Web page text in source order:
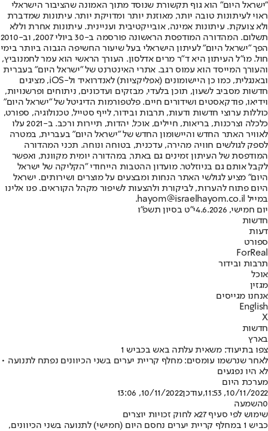
"ישראל היום" הוא גוף תקשורת שנוסד מתוך האמונה שהציבור הישראלי
ראוי לעיתונות טובה יותר, מאוזנת יותר ומדויקת יותר. עיתונות שמדברת
ולא צועקת. עיתונות אמינה, אובייקטיבית ועניינית. עיתונות אחרת וללא
תשלום. המהדורה המודפסת הראשונה פורסמה ב-30 ביולי 2007, וב-2010
הפך "ישראל היום" לעיתון הישראלי בעל שיעור החשיפה הגבוה ביותר בימי
חול. מו"ל העיתון היא ד"ר מרים אדלסון. העורך הראשי הוא עמר לחמנוביץ,
והעורך המייסד הוא עמוס רגב. אתרי האינטרנט של "ישראל היום" בעברית
ובאנגלית, כמו כן היישומונים (אפליקציות) לאנדרואיד ול-iOS, מציגים
חדשות מסביב לשעון, תוכן בלעדי, מבזקים ועדכונים, ניתוחים ופרשנויות,
וידיאו, פודקאסטים ושידורים חיים. פלטפורמות הדיגיטל של "ישראל היום"
כוללות ערוצי חדשות ודעות, תרבות ובידור, לייף סטייל, טכנולוגיה, ספורט,
כלכלה וצרכנות, בריאות, חיילים, אוכל, יהדות, תיירות ורכב. ב-2021 עלו
לאוויר האתר החדש והיישומון החדש של "ישראל היום" בעברית, במטרה
לספק לגולשים חוויה מהירה, עדכנית, בטוחה ונוחה. תכני המהדורה
המודפסת של העיתון זמינים גם באתר, במהדורה יומית מקוונת, ואפשר
לקבל אותם גם בניוזלטר. מועדון ההטבות הייחודי "הקליקה של ישראל
היום" מציע לגולשי האתר הנחות ומבצעים על מוצרים ושירותים. ישראל
היום פתוח להערות, לביקורת ולהצעות לשיפור מקהל הקוראים. פנו אלינו
במייל hayom@israelhayom.co.il.
יום חמישי, 4.6.2026
י"ט בסיון תשפ"ו
חדשות
דעות
ספורט
ForReal
תרבות ובידור
אוכל
מגזין
אנחנו מגייסים
English
X
חדשות
בארץ
צפו בתיעוד: משאית עלתה באש בכביש 1
לאחר שנרשמו עומסים: מחלף קריית יערים בשני הכיוונים נפתח לתנועה •
לא היו נפגעים
מערכת היום
10/11/2022, 11:53
,עודכן10/11/2022, 13:06
0השמעה
שימוש לפי סעיף 27א לחוק זכויות יוצרים
כביש 1 במחלף קריית יערים נחסם היום (חמישי) לתנועה בשני הכיוונים,